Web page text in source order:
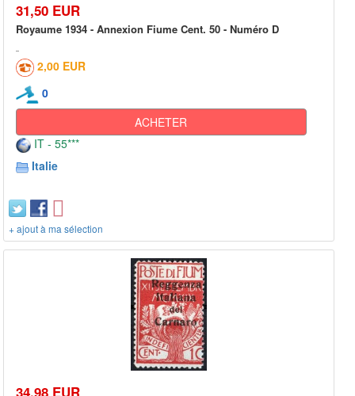
31,50 EUR
Royaume 1934 - Annexion Fiume Cent. 50 - Numéro D
2,00 EUR
0
ACHETER
IT - 55***
Italie
+ ajout à ma sélection